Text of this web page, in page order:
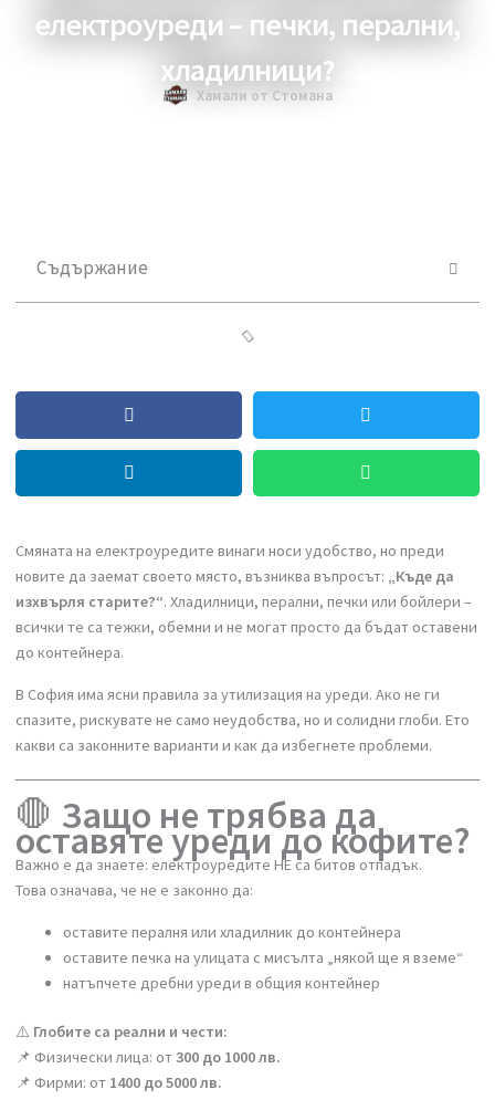
електроуреди – печки, перални,
хладилници?
Съдържание
Смяната на електроуредите винаги носи удобство, но преди
новите да заемат своето място, възниква въпросът:„Къде да
изхвърля старите?“
всички те са тежки, обемни и не могат просто да бъдат
до контейнера.
В София има ясни правила за утилизация на уреди. Ако не ги
спазите, рискувате не само неудобства, но и солидни глоби. Ето
какви са законните варианти и как да избегнете проблеми.
🛑Защо не трябва да
оставяте уреди до кофите?
Важно е да знаете: електроуредите НЕ са битов отпадък.
Това означава, че не е законно да:
оставите печка на улицата с мисълта „някой ще я вземе“
натъпчете дребни уреди в общия контейнер